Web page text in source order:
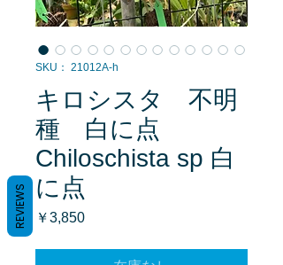
SKU： 21012A-h
キロシスタ 不明
種 白に点
Chiloschista sp 白
に点
￥3,850価
REVIEWS